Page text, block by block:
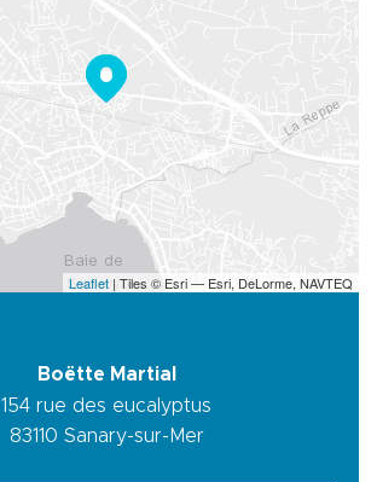
Leaflet | Tiles © Esri — Esri, DeLorme, NAVTEQ
Boëtte Martial
154 rue des eucalyptus
83110 Sanary-sur-Mer